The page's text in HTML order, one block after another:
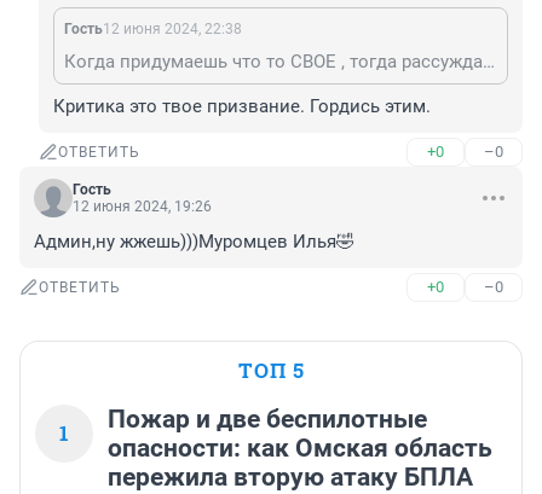
Гость12 июня 2024, 22:38
Когда придумаешь что то СВОЕ , тогда рассуждать будешь
Критика это твое призвание. Гордись этим.
ОТВЕТИТЬ +0 –0
Гость
12 июня 2024, 19:26
Админ,ну жжешь)))Муромцев Илья🤣
ОТВЕТИТЬ +0 –0
ТОП 5
1
Пожар и две беспилотные
опасности: как Омская область
пережила вторую атаку БПЛА